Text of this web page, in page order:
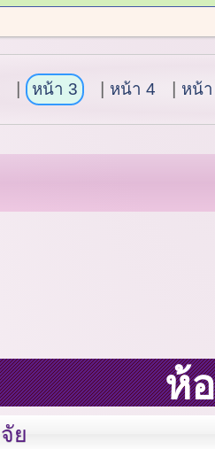
หน้า 3 หน้า 4 หน้
ห้
ย